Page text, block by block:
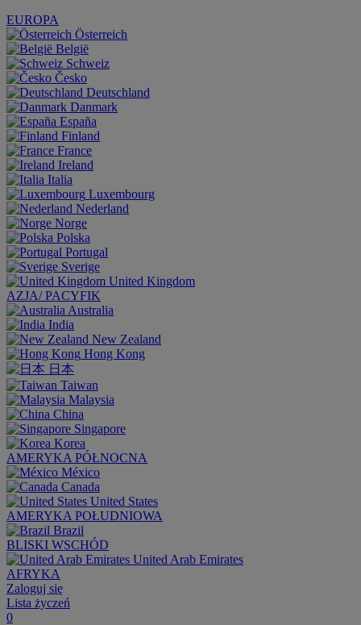
EUROPA
Österreich
België
Schweiz
Česko
Deutschland
Danmark
España
Finland
France
Ireland
Italia
Luxembourg
Nederland
Norge
Polska
Portugal
Sverige
United Kingdom
AZJA/ PACYFIK
Australia
India
New Zealand
Hong Kong
日本
Taiwan
Malaysia
China
Singapore
Korea
AMERYKA PÓŁNOCNA
México
Canada
United States
AMERYKA POŁUDNIOWA
Brazil
BLISKI WSCHÓD
United Arab Emirates
AFRYKA
Zaloguj się
Lista życzeń
0